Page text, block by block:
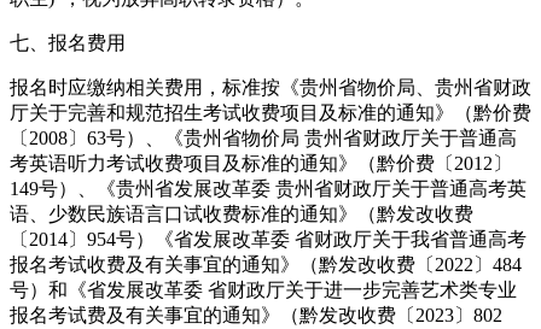
七、报名费用
报名时应缴纳相关费用，标准按《贵州省物价局、贵州省财政
厅关于完善和规范招生考试收费项目及标准的通知》（黔价费
〔2008〕63号）、《贵州省物价局 贵州省财政厅关于普通高
考英语听力考试收费项目及标准的通知》（黔价费〔2012〕
149号）、《贵州省发展改革委 贵州省财政厅关于普通高考英
语、少数民族语言口试收费标准的通知》（黔发改收费
〔2014〕954号）《省发展改革委 省财政厅关于我省普通高考
报名考试收费及有关事宜的通知》（黔发改收费〔2022〕484
号）和《省发展改革委 省财政厅关于进一步完善艺术类专业
报名考试费及有关事宜的通知》（黔发改收费〔2023〕802